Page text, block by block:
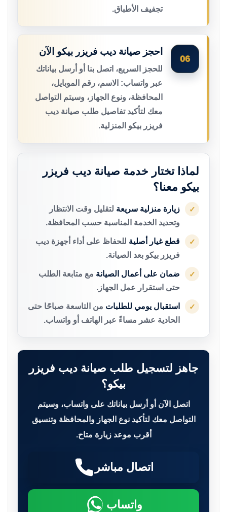
تجفيف الأطباق.
06
احجز صيانة ديب فريزر بيكو الآن
للحجز السريع، اتصل بنا أو أرسل بياناتك
عبر واتساب: الاسم، رقم الموبايل،
المحافظة، ونوع الجهاز، وسيتم التواصل
معك لتأكيد تفاصيل طلب صيانة ديب
فريزر بيكو المنزلية.
لماذا تختار خدمة صيانة ديب فريزر
بيكو معنا؟
✓ زيارة منزلية سريعة لتقليل وقت الانتظار
وتحديد الخدمة المناسبة حسب المحافظة.
✓ قطع غيار أصلية للحفاظ على أداء أجهزة ديب
فريزر بيكو بعد الصيانة.
✓ ضمان على أعمال الصيانة مع متابعة الطلب
حتى استقرار عمل الجهاز.
✓ استقبال يومي للطلبات من التاسعة صباحًا حتى
الحادية عشر مساءً عبر الهاتف أو واتساب.
جاهز لتسجيل طلب صيانة ديب فريزر
بيكو؟
اتصل الآن أو أرسل بياناتك على واتساب، وسيتم
التواصل معك لتأكيد نوع الجهاز والمحافظة وتنسيق
أقرب موعد زيارة متاح.
اتصال مباشر
واتساب